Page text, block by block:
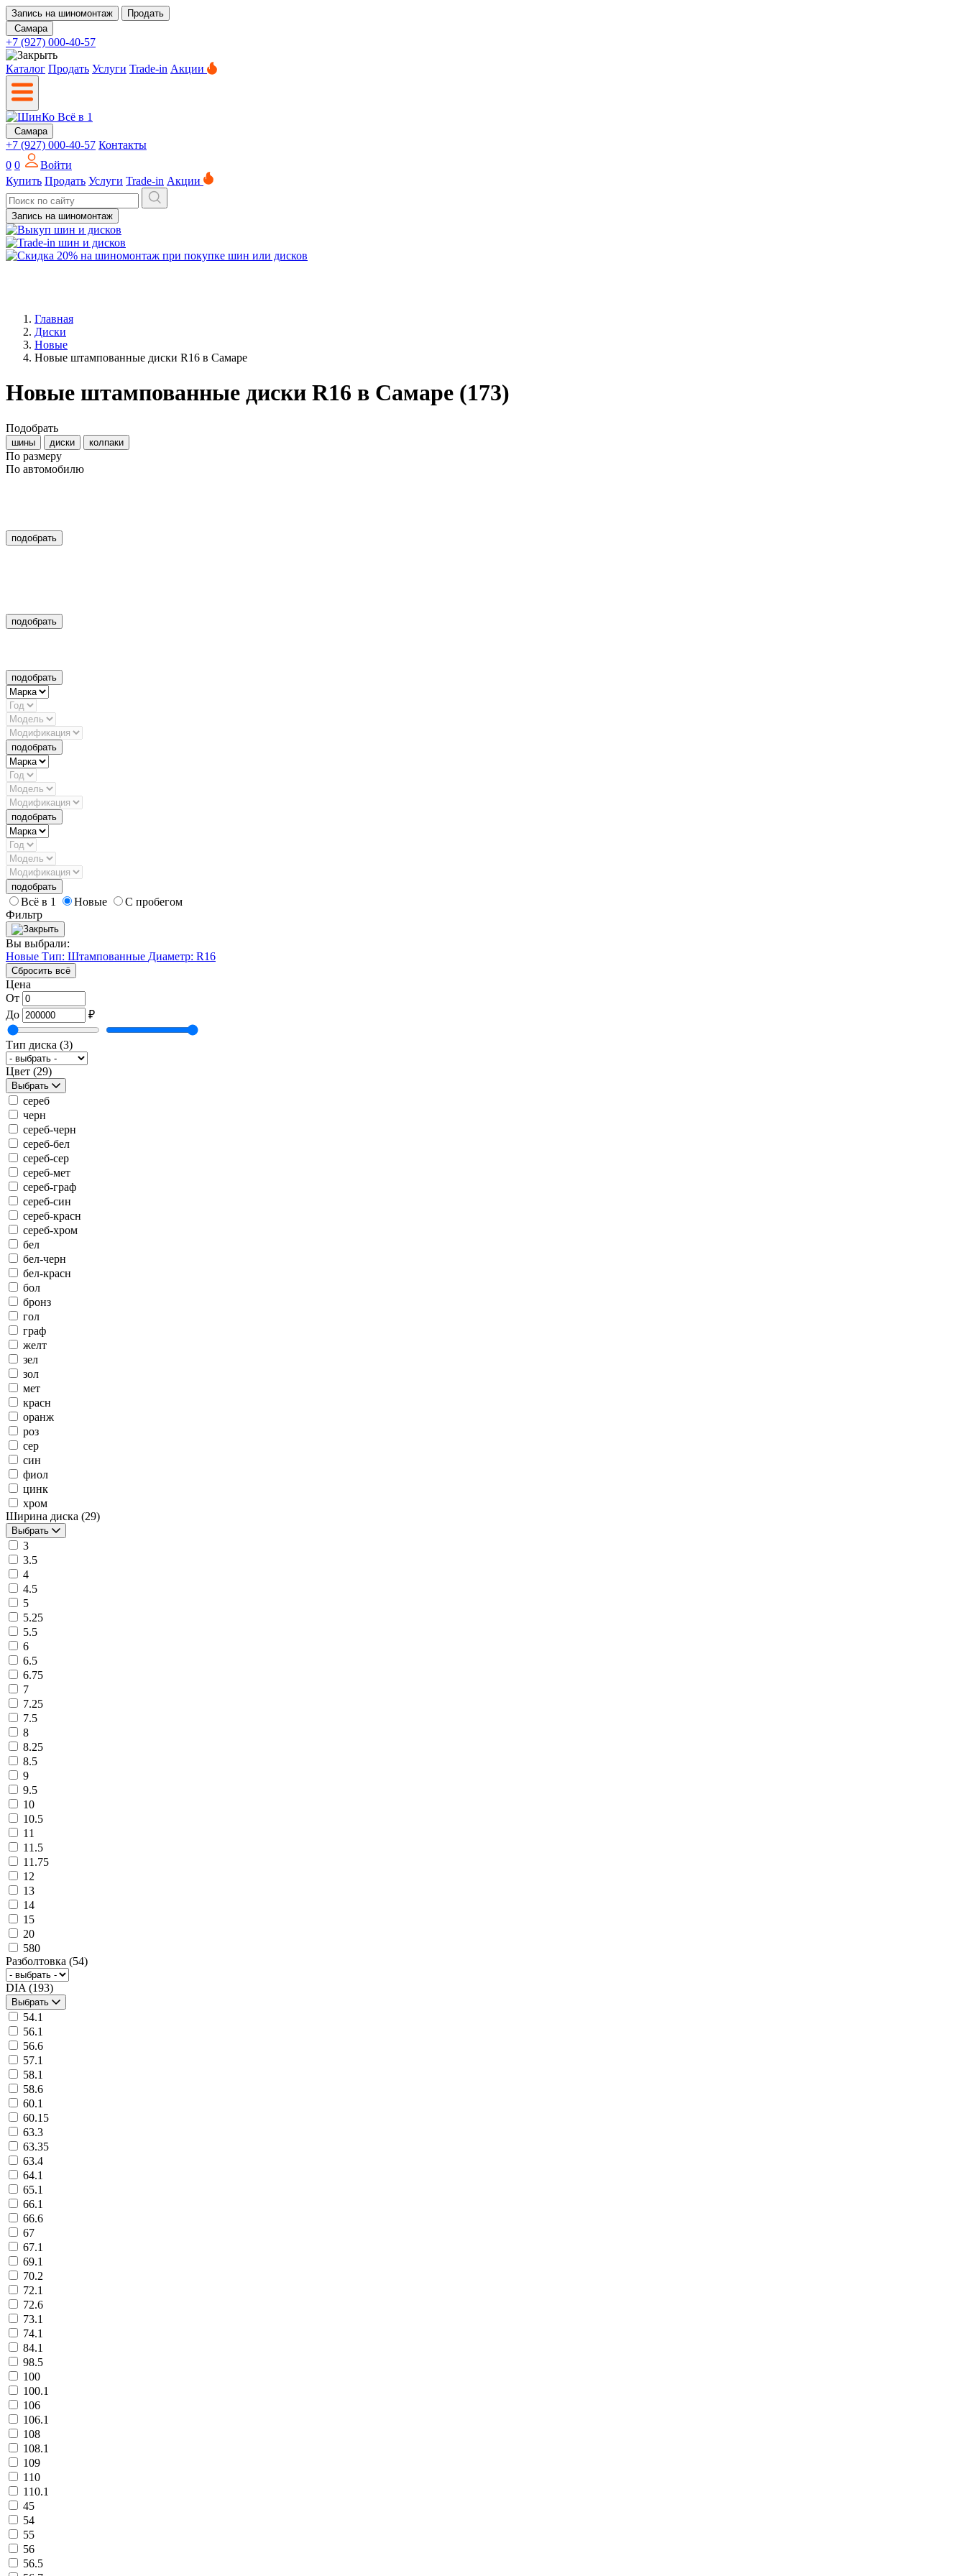
Запись на шиномонтаж
Продать
Самара
+7 (927) 000-40-57
Каталог Продать Услуги Trade-in Акции
Самара
+7 (927) 000-40-57 Контакты
0 0
Войти
Купить Продать Услуги Trade-in Акции
Запись на шиномонтаж
Главная
Диски
Новые
Новые штампованные диски R16 в Самаре
Новые штампованные диски R16 в Самаре (173)
Подобрать
шины диски колпаки
По размеру
По автомобилю
подобрать
подобрать
подобрать
подобрать
подобрать
подобрать
Всё в 1 Новые
С пробегом
Фильтр
Вы выбрали:
Новые Тип: Штампованные Диаметр: R16
Сбросить всё
Цена
От
До
₽
Тип диска (3)
Цвет (29)
Выбрать
сереб
черн
сереб-черн
сереб-бел
сереб-сер
сереб-мет
сереб-граф
сереб-син
сереб-красн
сереб-хром
бел
бел-черн
бел-красн
бол
бронз
гол
граф
желт
зел
зол
мет
красн
оранж
роз
сер
син
фиол
цинк
хром
Ширина диска (29)
Выбрать
3
3.5
4
4.5
5
5.25
5.5
6
6.5
6.75
7
7.25
7.5
8
8.25
8.5
9
9.5
10
10.5
11
11.5
11.75
12
13
14
15
20
580
Разболтовка (54)
DIA (193)
Выбрать
54.1
56.1
56.6
57.1
58.1
58.6
60.1
60.15
63.3
63.35
63.4
64.1
65.1
66.1
66.6
67
67.1
69.1
70.2
72.1
72.6
73.1
74.1
84.1
98.5
100
100.1
106
106.1
108
108.1
109
110
110.1
45
54
55
56
56.5